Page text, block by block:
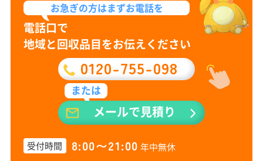
お急ぎの方はまずお電話を
電話口で
地域と回収品目をお伝えください
0120-755-098
または
メールで見積り
受付時間 8:00〜21:00 年中無休